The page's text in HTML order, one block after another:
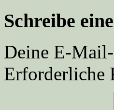
Schreibe
Deine E-
Erforderliche